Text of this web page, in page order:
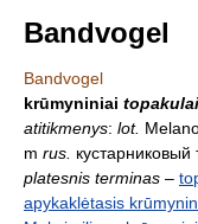
Bandvogel
Bandvogel
krūmyniniai topakulai
atitikmenys: lot.
m rus. кустарниковый
platesnis terminas –
apykaklėtasis